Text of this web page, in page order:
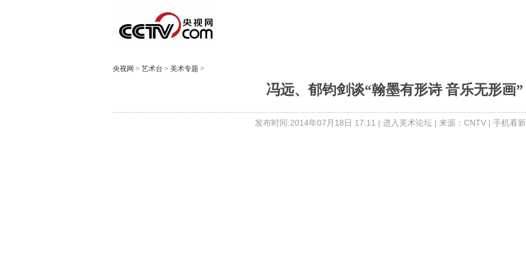
央视网 > 艺术台 > 美术专题 >
冯远、郁钧剑谈“翰墨有形诗 音乐无形画”
发布时间:2014年07月18日 17:11 | 进入美术论坛 | 来源：CNTV | 手机看